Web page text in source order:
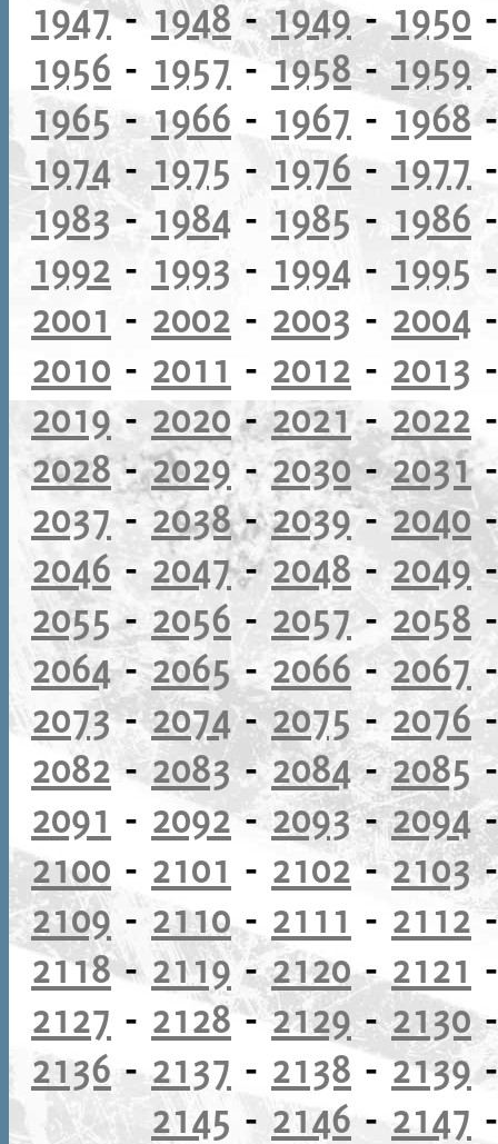
1947- 1948-1949-1950
1956 - 1957-1958-1959
1965- 1966 - 1967 -1968
1974- 1975 - 1976 - 1977
1983- 1984 - 1985 - 1986
1992 - 1993 - 1994 - 1995
2001 - 2002 - 2003 - 2004
2010 - 2011 - 2012 - 2013
2019-2020-2021- 2022
2028-2029-2030-2031
2037 - 2038-2039-2040
2046 - 2047-2048- 2049
2055- 2056 - 2057 - 2058
2064-2065-2066-2067
2073-2074-2075 -2076
2082 - 2083-2084-2085
2091 - 2092- 2093-2094
2100 - 2101 - 2102-2103
2109 - 2110- 2111 - 2112
2118- 2119-2120- 2121
2127 - 2128-2129-2130
2136 - 2137 - 2138 -2139
2145 - 2146 - 2147